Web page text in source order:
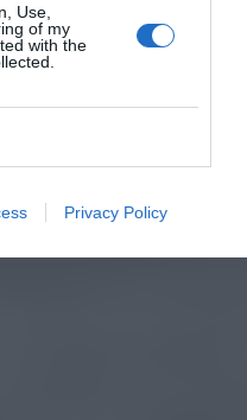
Use,
of my
with the
Privacy Policy